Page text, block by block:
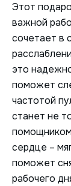
Этот
важной
сочетает в
это
поможет
частотой
станет не
помощником
сердце –
поможет
рабочего